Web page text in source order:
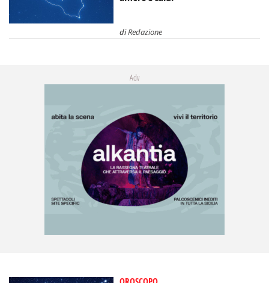
diRedazione
Adv